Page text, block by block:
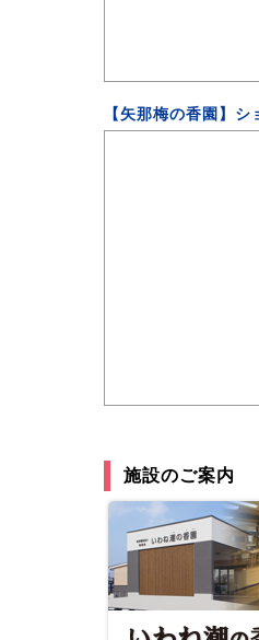
【矢那梅の香園】シ
施設のご案内